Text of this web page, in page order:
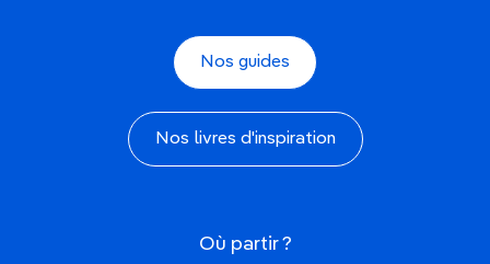
Nos guides
Nos livres d'inspiration
Où partir ?